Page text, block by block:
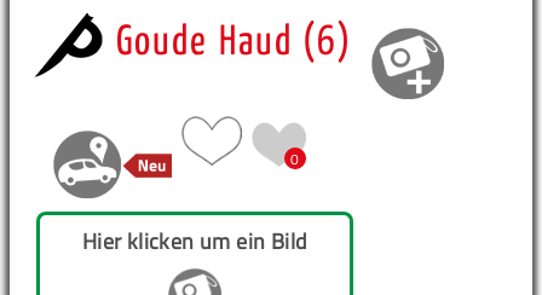
Goude Haud (6)
0
Hier klicken um ein Bild